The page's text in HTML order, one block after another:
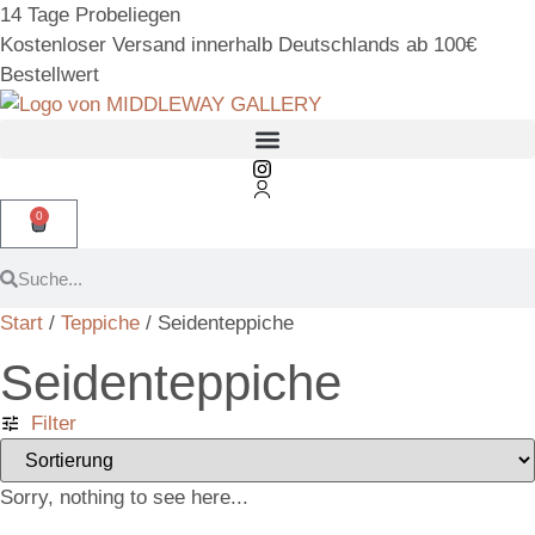
14 Tage Probeliegen
Kostenloser Versand innerhalb Deutschlands ab 100€
Bestellwert
0
Start / Teppiche / Seidenteppiche
Seidenteppiche
Filter
Sorry, nothing to see here...